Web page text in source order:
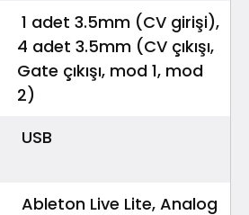
1 adet 3.5mm (CV girişi),
4 adet 3.5mm (CV çıkışı,
Gate çıkışı, mod 1, mod
2)
USB
Ableton Live Lite, Analog